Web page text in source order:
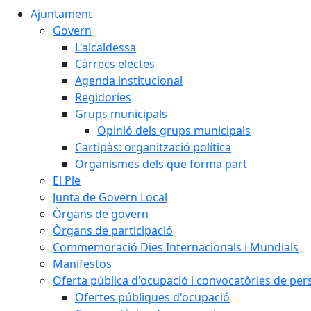
Ajuntament
Govern
L'alcaldessa
Càrrecs electes
Agenda institucional
Regidories
Grups municipals
Opinió dels grups municipals
Cartipàs: organització política
Organismes dels que forma part
El Ple
Junta de Govern Local
Òrgans de govern
Òrgans de participació
Commemoració Dies Internacionals i Mundials
Manifestos
Oferta pública d'ocupació i convocatòries de
Ofertes públiques d'ocupació